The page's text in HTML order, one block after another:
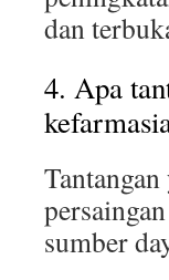
dan
4. Apa
sumber